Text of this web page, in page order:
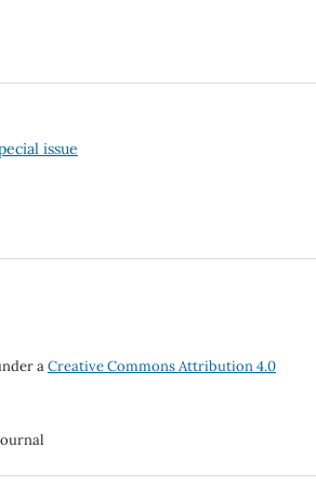
issue
aCreative Commons Attribution 4.0